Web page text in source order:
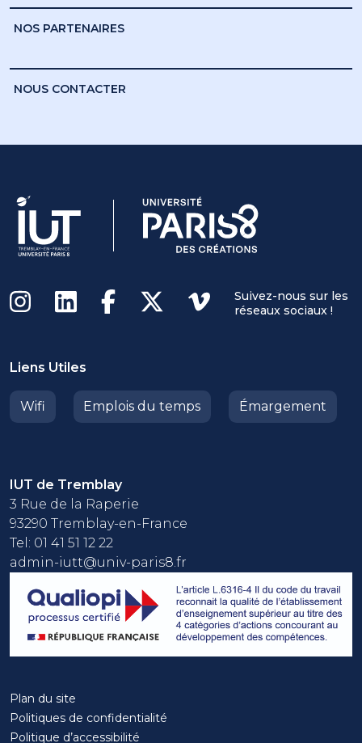
NOS PARTENAIRES
NOUS CONTACTER
Suivez-nous sur les
réseaux sociaux !
Liens Utiles
Wifi Emplois du temps Émargement
IUT de Tremblay
3 Rue de la Raperie
93290 Tremblay-en-France
Tel: 01 41 51 12 22
admin-iutt@univ-paris8.fr
Politique d’accessibilité
Politiques de confidentialité
Plan du site